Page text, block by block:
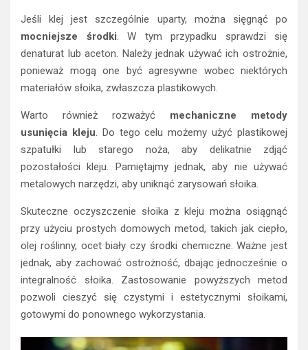
Jeśli klej jest szczególnie uparty, można sięgnąć po
mocniejsze środki. W tym przypadku sprawdzi się
denaturat lub aceton. Należy jednak używać ich ostrożnie,
ponieważ mogą one być agresywne wobec niektórych
materiałów słoika, zwłaszcza plastikowych.
Warto również rozważyć mechaniczne metody
usunięcia kleju. Do tego celu możemy użyć plastikowej
szpatułki lub starego noża, aby delikatnie zdjąć
pozostałości kleju. Pamiętajmy jednak, aby nie używać
metalowych narzędzi, aby uniknąć zarysowań słoika.
Skuteczne oczyszczenie słoika z kleju można osiągnąć
przy użyciu prostych domowych metod, takich jak ciepło,
olej roślinny, ocet biały czy środki chemiczne. Ważne jest
jednak, aby zachować ostrożność, dbając jednocześnie o
integralność słoika. Zastosowanie powyższych metod
pozwoli cieszyć się czystymi i estetycznymi słoikami,
gotowymi do ponownego wykorzystania.